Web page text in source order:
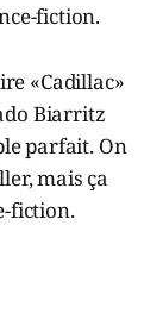
fiction.